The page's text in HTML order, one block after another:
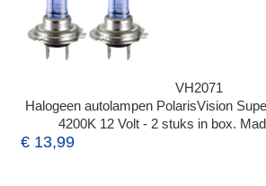
VH2071
Halogeen autolampen PolarisVision
4200K 12 Volt - 2 stuks in box.
€ 13,99